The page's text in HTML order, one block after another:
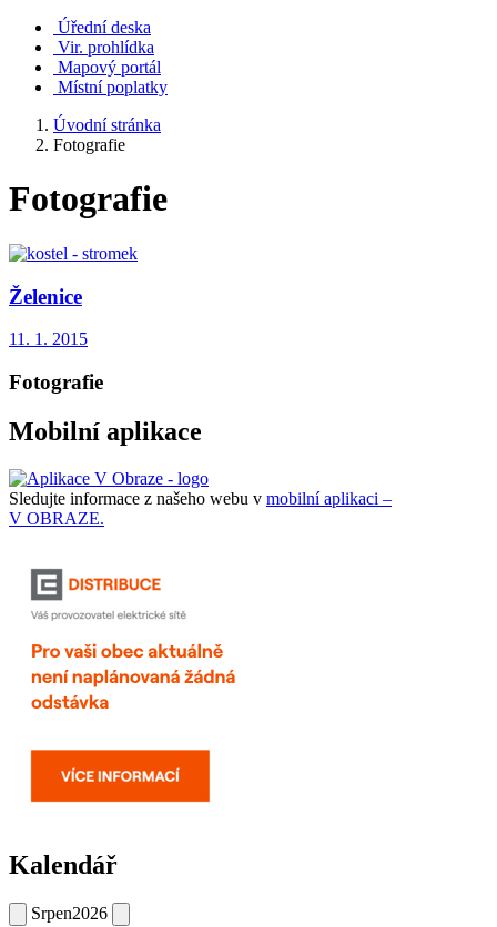
Úřední deska
Vir. prohlídka
Mapový portál
Místní poplatky
Úvodní stránka
Fotografie
Fotografie
Želenice
11. 1. 2015
Fotografie
Mobilní aplikace
Sledujte informace z našeho webu v mobilní aplikaci –
V OBRAZE.
Kalendář
Srpen2026